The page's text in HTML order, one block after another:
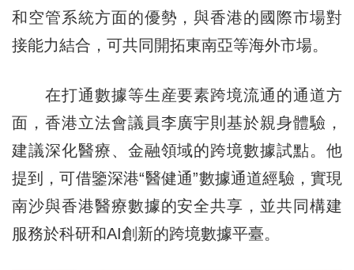
和空管系統方面的優勢，與香港的國際市場對
接能力結合，可共同開拓東南亞等海外市場。
在打通數據等生産要素跨境流通的通道方
面，香港立法會議員李廣宇則基於親身體驗，
建議深化醫療、金融領域的跨境數據試點。他
提到，可借鑒深港“醫健通”數據通道經驗，實現
南沙與香港醫療數據的安全共享，並共同構建
服務於科研和AI創新的跨境數據平臺。